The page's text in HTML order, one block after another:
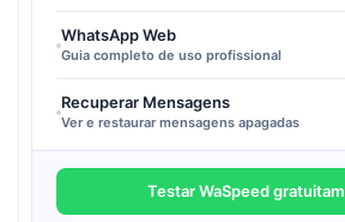
WhatsApp Web
Guia completo de uso profissional
Recuperar Mensagens
Ver e restaurar mensagens apagadas
Testar WaSpeed